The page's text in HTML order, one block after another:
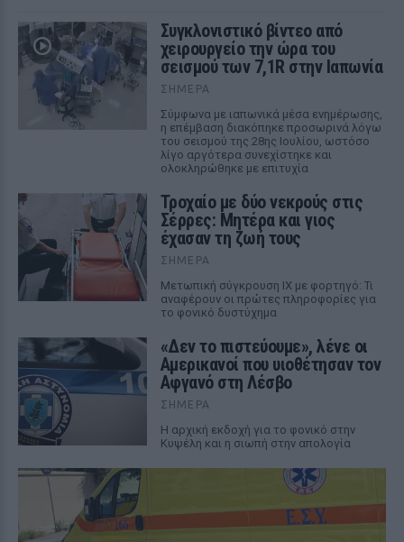
Συγκλονιστικό βίντεο από
χειρουργείο την ώρα του
σεισμού των 7,1R στην Ιαπωνία
ΣΉΜΕΡΑ
Σύμφωνα με ιαπωνικά μέσα ενημέρωσης,
η επέμβαση διακόπηκε προσωρινά λόγω
του σεισμού της 28ης Ιουλίου, ωστόσο
λίγο αργότερα συνεχίστηκε και
ολοκληρώθηκε με επιτυχία
Τροχαίο με δύο νεκρούς στις
Σέρρες: Μητέρα και γιος
έχασαν τη ζωή τους
ΣΉΜΕΡΑ
Μετωπική σύγκρουση ΙΧ με φορτηγό: Τι
αναφέρουν οι πρώτες πληροφορίες για
το φονικό δυστύχημα
«Δεν το πιστεύουμε», λένε οι
Αμερικανοί που υιοθέτησαν τον
Αφγανό στη Λέσβο
ΣΉΜΕΡΑ
Η αρχική εκδοχή για το φονικό στην
Κυψέλη και η σιωπή στην απολογία